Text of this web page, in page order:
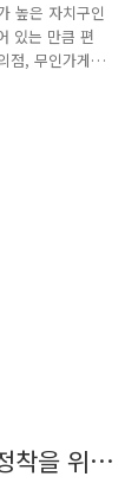
높은 자치구인
있는 만큼 편
점, 무인가게
약한 지역들
들을 위해 순
착을 위